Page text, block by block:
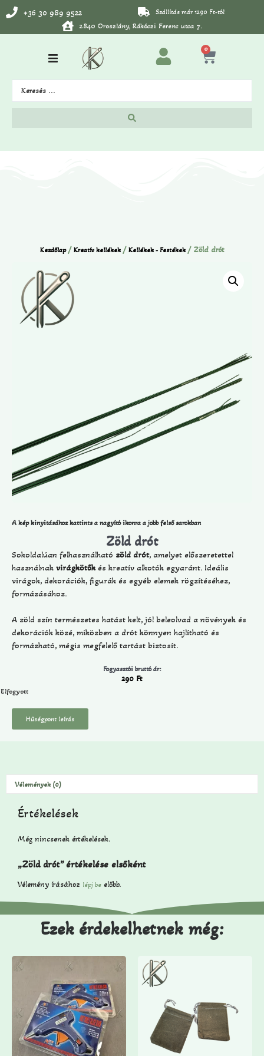
+36 30 989 9522 Szállítás már 1290 Ft-tól
2840 Oroszlány, Rákóczi Ferenc utca 7.
0
Kezdőlap/ Kreatív kellékek/ Kellékek - Festékek/ Zöld drót
A kép kinyitásához kattints a nagyító ikonra a jobb felső sarokban
Zöld drót
Sokoldalúan felhasználható zöld drót, amelyet előszeretettel
használnak virágkötőkés kreatív alkotók egyaránt. Ideális
virágok, dekorációk, figurák és egyéb elemek rögzítéséhez,
formázásához.
A zöld szín természetes hatást kelt, jól beleolvad a növények és
dekorációk közé, miközben a drót könnyen hajlítható és
formázható, mégis megfelelő tartást biztosít.
Fogyasztói bruttó ár:
290 Ft
Elfogyott
Hűségpont leírás
Vélemények (0)
Értékelések
Még nincsenek értékelések.
„Zöld drót” értékelése elsőként
Vélemény írásához lépj be előbb.
Ezek érdekelhetnek még: